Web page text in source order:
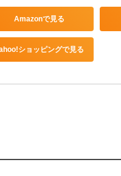
Amazonで見る
ショッピングで見る